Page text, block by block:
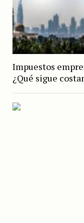
Impuestos
¿Qué sigue